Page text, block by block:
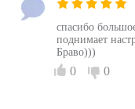
спасибо
поднимает
Браво)))
0 0